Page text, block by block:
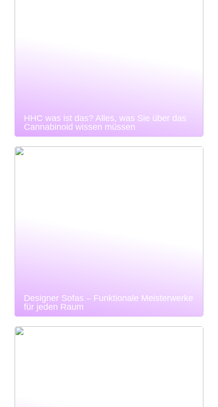
HHC was ist das? Alles, was Sie über das
Cannabinoid wissen müssen
Designer Sofas – Funktionale Meisterwerke
für jeden Raum